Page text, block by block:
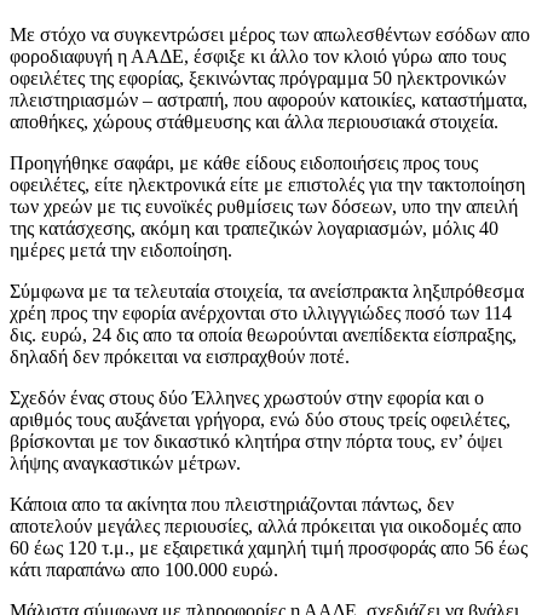
Με στόχο να συγκεντρώσει μέρος των απωλεσθέντων εσόδων απο
φοροδιαφυγή η ΑΑΔΕ, έσφιξε κι άλλο τον κλοιό γύρω απο τους
οφειλέτες της εφορίας, ξεκινώντας πρόγραμμα 50 ηλεκτρονικών
πλειστηριασμών – αστραπή, που αφορούν κατοικίες, καταστήματα,
αποθήκες, χώρους στάθμευσης και άλλα περιουσιακά στοιχεία.
Προηγήθηκε σαφάρι, με κάθε είδους ειδοποιήσεις προς τους
οφειλέτες, είτε ηλεκτρονικά είτε με επιστολές για την τακτοποίηση
των χρεών με τις ευνοϊκές ρυθμίσεις των δόσεων, υπο την απειλή
της κατάσχεσης, ακόμη και τραπεζικών λογαριασμών, μόλις 40
ημέρες μετά την ειδοποίηση.
Σύμφωνα με τα τελευταία στοιχεία, τα ανείσπρακτα ληξιπρόθεσμα
χρέη προς την εφορία ανέρχονται στο ιλλιγγγιώδες ποσό των 114
δις. ευρώ, 24 δις απο τα οποία θεωρούνται ανεπίδεκτα είσπραξης,
δηλαδή δεν πρόκειται να εισπραχθούν ποτέ.
Σχεδόν ένας στους δύο Έλληνες χρωστούν στην εφορία και ο
αριθμός τους αυξάνεται γρήγορα, ενώ δύο στους τρείς οφειλέτες,
βρίσκονται με τον δικαστικό κλητήρα στην πόρτα τους, εν’ όψει
λήψης αναγκαστικών μέτρων.
Κάποια απο τα ακίνητα που πλειστηριάζονται πάντως, δεν
αποτελούν μεγάλες περιουσίες, αλλά πρόκειται για οικοδομές απο
60 έως 120 τ.μ., με εξαιρετικά χαμηλή τιμή προσφοράς απο 56 έως
κάτι παραπάνω απο 100.000 ευρώ.
Μάλιστα σύμφωνα με πληροφορίες η ΑΑΔΕ, σχεδιάζει να βγάλει